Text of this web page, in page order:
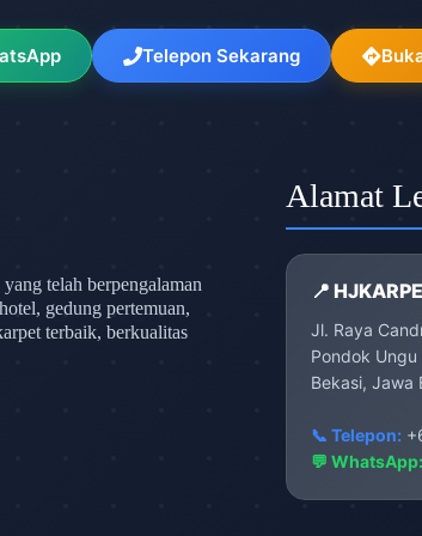
Telepon Sekarang
telah berpengalaman
gedung pertemuan,
terbaik, berkualitas
Alamat
📍
Jl. Raya
Pondok Ungu
Bekasi, Jawa
📞 Telepon:
💬 WhatsApp: